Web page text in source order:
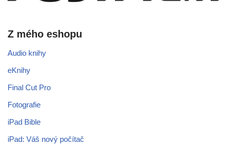
Z mého eshopu
Audio knihy
eKnihy
Final Cut Pro
Fotografie
iPad Bible
iPad: Váš nový počítač